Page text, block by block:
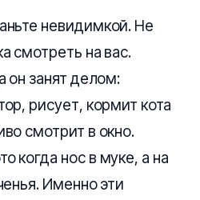
невидимкой. Не
смотреть на вас.
он занят делом:
рисует, кормит кота
смотрит в окно.
когда нос в муке, а на
Именно эти